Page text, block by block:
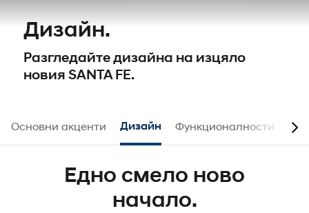
Дизайн.
Разгледайте дизайна на изцяло
новия SANTA FE.
Основни акценти Дизайн Функционалности
Едно смело ново
начало.